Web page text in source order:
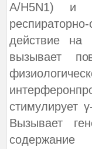
A/H5N1) и
действие на
вызывает
стимулирует
Вызывает